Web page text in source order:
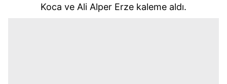
Koca ve Ali Alper Erze kaleme aldı.